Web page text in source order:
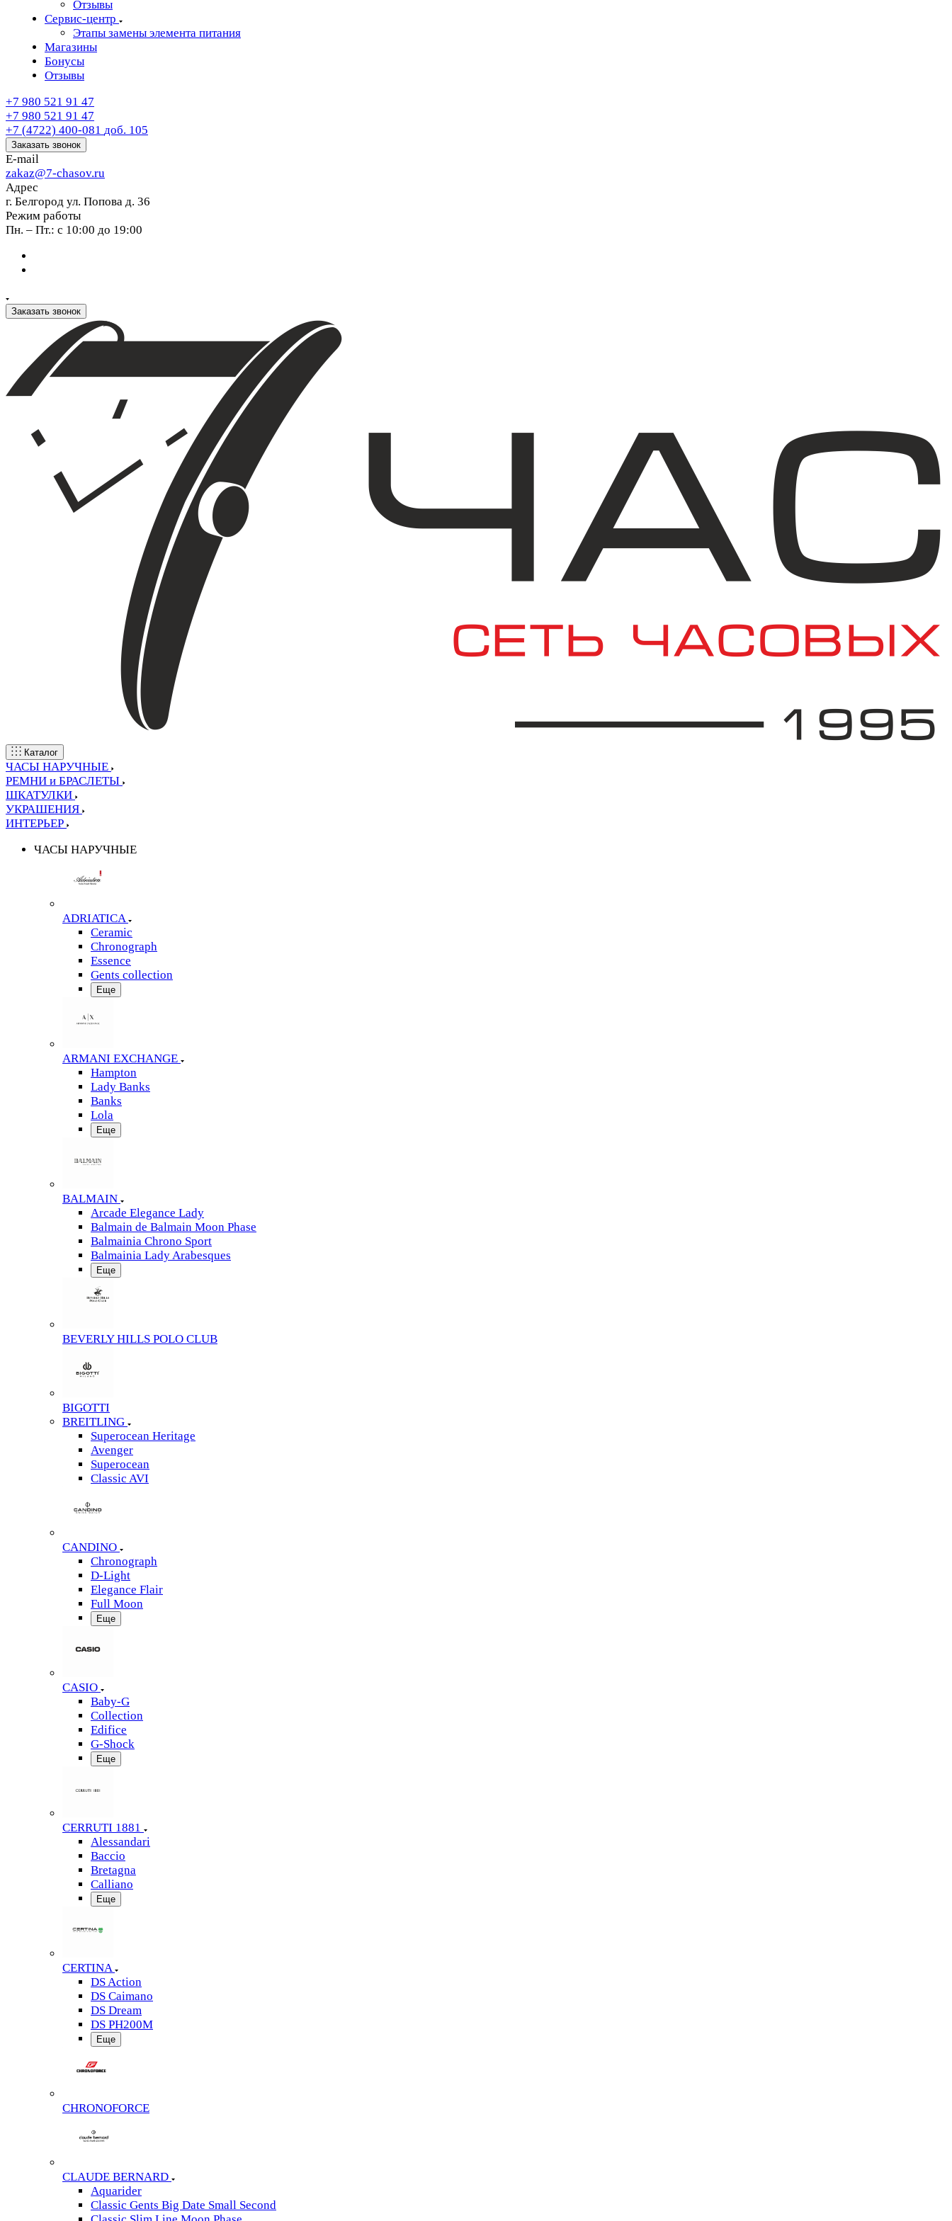
Отзывы
Сервис-центр
Этапы замены элемента питания
Магазины
Бонусы
Отзывы
+7 980 521 91 47
+7 980 521 91 47
+7 (4722) 400-081 доб. 105
Заказать звонок
E-mail
zakaz@7-chasov.ru
Адрес
г. Белгород ул. Попова д. 36
Режим работы
Пн. – Пт.: с 10:00 до 19:00
Заказать звонок
Каталог
ЧАСЫ НАРУЧНЫЕ
РЕМНИ и БРАСЛЕТЫ
ШКАТУЛКИ
УКРАШЕНИЯ
ИНТЕРЬЕР
ЧАСЫ НАРУЧНЫЕ
ADRIATICA
Ceramic
Chronograph
Essence
Gents collection
Еще
ARMANI EXCHANGE
Hampton
Lady Banks
Banks
Lola
Еще
BALMAIN
Arcade Elegance Lady
Balmain de Balmain Moon Phase
Balmainia Chrono Sport
Balmainia Lady Arabesques
Еще
BEVERLY HILLS POLO CLUB
BIGOTTI
BREITLING
Superocean Heritage
Avenger
Superocean
Classic AVI
CANDINO
Chronograph
D-Light
Elegance Flair
Full Moon
Еще
CASIO
Baby-G
Collection
Edifice
G-Shock
Еще
CERRUTI 1881
Alessandari
Baccio
Bretagna
Calliano
Еще
CERTINA
DS Action
DS Caimano
DS Dream
DS PH200M
Еще
CHRONOFORCE
CLAUDE BERNARD
Aquarider
Classic Gents Big Date Small Second